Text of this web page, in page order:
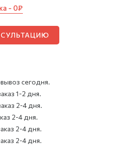
- 0₽
сегодня.
1-2 дня.
2-4 дня.
2-4 дня.
2-4 дня.
2-4 дня.